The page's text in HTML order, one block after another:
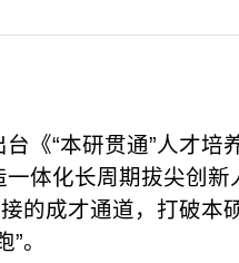
《“本研贯通”人才培
体化长周期拔尖创
的成才通道，打破本
。